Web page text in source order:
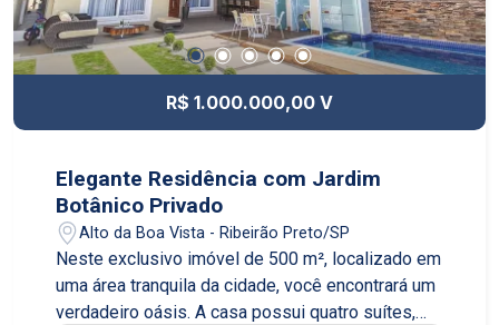
R$ 1.000.000,00 V
Elegante Residência com Jardim
Botânico Privado
Alto da Boa Vista - Ribeirão Preto/SP
Neste exclusivo imóvel de 500 m², localizado em
uma área tranquila da cidade, você encontrará um
verdadeiro oásis. A casa possui quatro suítes,